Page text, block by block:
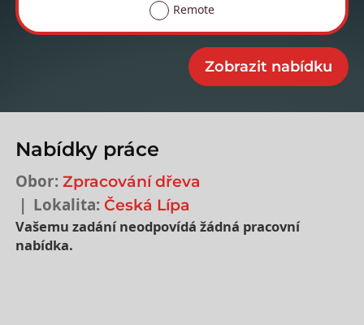
Remote
Nabídky práce
Obor: Zpracování dřeva
Lokalita: Česká Lípa
Vašemu zadání neodpovídá žádná pracovní
nabídka.